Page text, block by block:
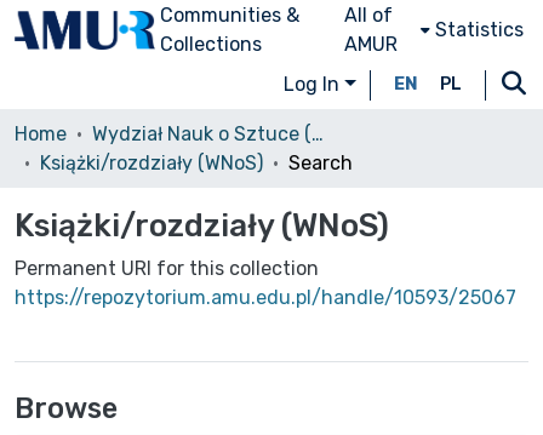
Communities &
Collections
All of
AMUR
Statistics
Log In EN PL
Home
Wydział Nauk o Sztuce (WNoS)
Książki/rozdziały (WNoS)
Search
Książki/rozdziały (WNoS)
Permanent URI for this collection
https://repozytorium.amu.edu.pl/handle/10593/25067
Browse